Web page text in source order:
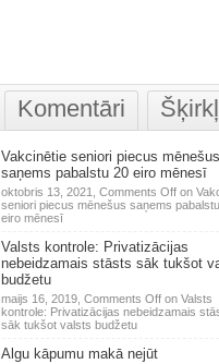
Komentāri
Vakcinētie seniori piecus mēnešus
saņems pabalstu 20 eiro mēnesī
oktobris 13, 2021, Comments Offon
seniori piecus mēnešus saņems
eiro mēnesī
Valsts kontrole: Privatizācijas
nebeidzamais stāsts sāk tukšot
budžetu
maijs 16, 2019, Comments Offon Valsts
kontrole: Privatizācijas nebeidzamais
sāk tukšot valsts budžetu
Algu kāpumu makā nejūt